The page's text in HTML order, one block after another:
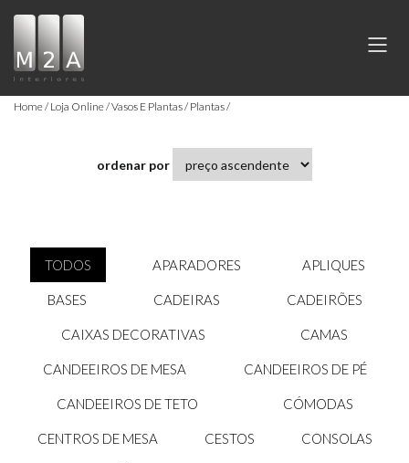
Home Loja Online Vasos E Plantas Plantas
ordenar por
TODOS APARADORES APLIQUES
BASES CADEIRAS CADEIRÕES
CAIXAS DECORATIVAS CAMAS
CANDEEIROS DE MESA CANDEEIROS DE PÉ
CANDEEIROS DE TETO CÓMODAS
CENTROS DE MESA CESTOS CONSOLAS